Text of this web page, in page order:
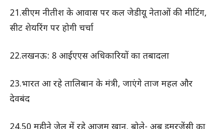
21.सीएम नीतीश के आवास पर कल जेडीयू नेताओं की मीटिंग,
सीट शेयरिंग पर होगी चर्चा
22.लखनऊ: 8 आईएएस अधिकारियों का तबादला
23.भारत आ रहे तालिबान के मंत्री, जाएंगे ताज महल और
देवबंद